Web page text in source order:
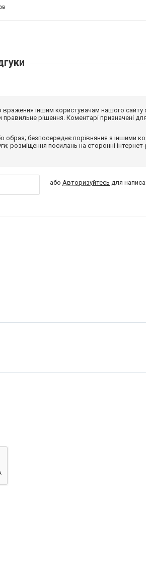
враження іншим користувачам нашого
рішення. Коментарі призначені
образ; безпосереднє порівняння з іншими
розміщення посилань на сторонні
абоАвторизуйтесь для